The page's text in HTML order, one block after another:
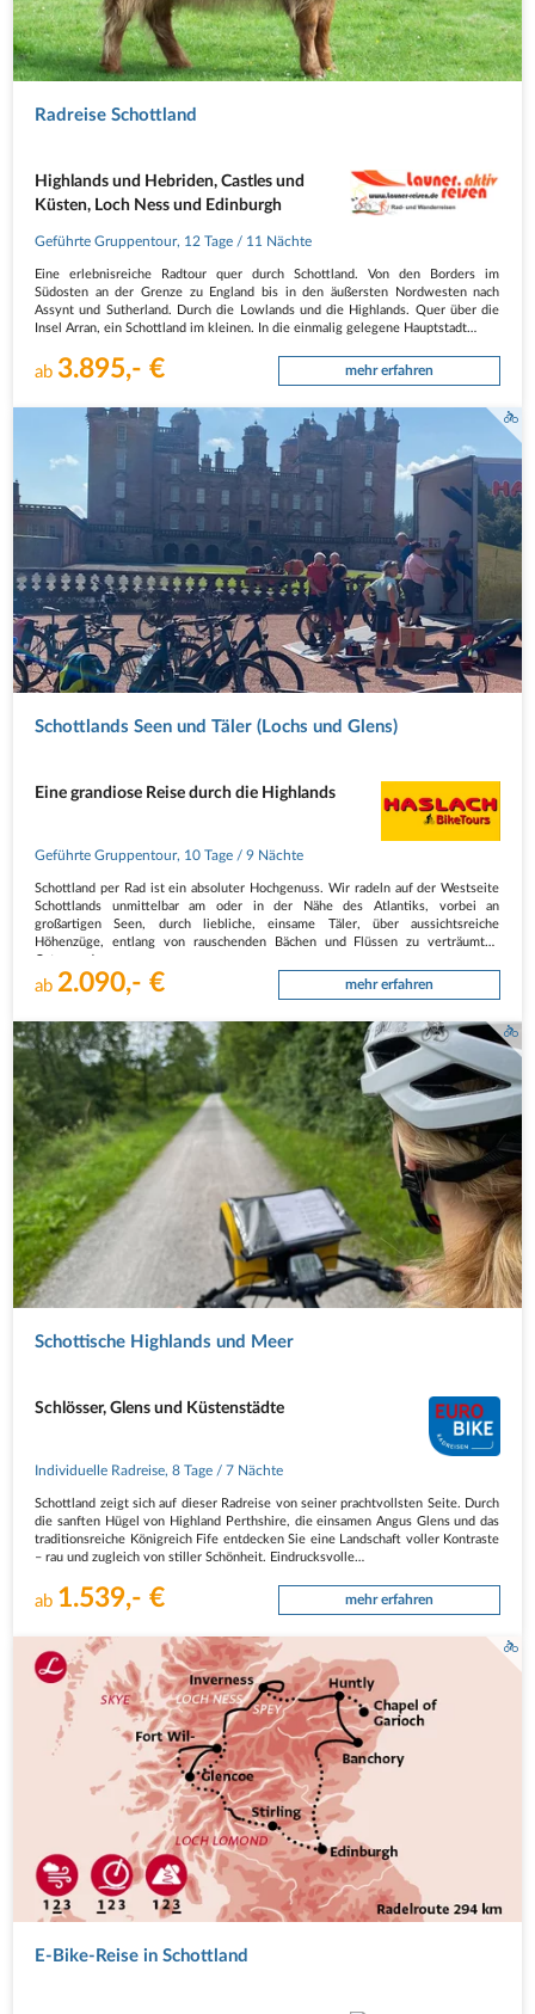
Radreise Schottland
Highlands und Hebriden, Castles und
Küsten, Loch Ness und Edinburgh
Geführte Gruppentour, 12 Tage / 11 Nächte
Eine erlebnisreiche Radtour quer durch Schottland. Von den Borders im
Südosten an der Grenze zu England bis in den äußersten Nordwesten nach
Assynt und Sutherland. Durch die Lowlands und die Highlands. Quer über die
Insel Arran, ein Schottland im kleinen. In die einmalig gelegene Hauptstadt…
ab 3.895,- € mehr erfahren
Schottlands Seen und Täler (Lochs und Glens)
Eine grandiose Reise durch die Highlands
Geführte Gruppentour, 10 Tage / 9 Nächte
Schottland per Rad ist ein absoluter Hochgenuss. Wir radeln auf der Westseite
Schottlands unmittelbar am oder in der Nähe des Atlantiks, vorbei an
großartigen Seen, durch liebliche, einsame Täler, über aussichtsreiche
Höhenzüge, entlang von rauschenden Bächen und Flüssen zu verträumten
ab2.090,- € mehr erfahren
Radfahrerin am Radweg in Schottland
Schottische Highlands und Meer
Schlösser, Glens und Küstenstädte
Individuelle Radreise,8 Tage / 7 Nächte
Schottland zeigt sich auf dieser Radreise von seiner prachtvollsten Seite. Durch
die sanften Hügel von Highland Perthshire, die einsamen Angus Glens und das
traditionsreiche Königreich Fife entdecken Sie eine Landschaft voller Kontraste
– rau und zugleich von stiller Schönheit. Eindrucksvolle…
ab 1.539,- € mehr erfahren
E-Bike-Reise in Schottland